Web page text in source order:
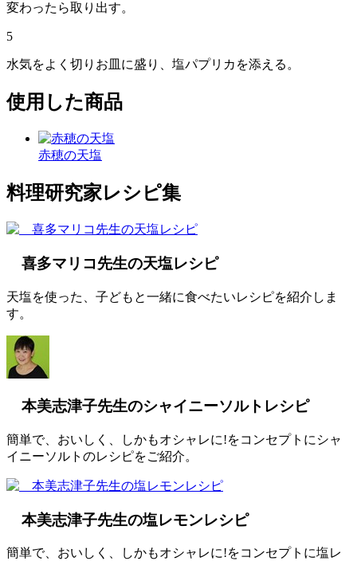
変わったら取り出す。
5
水気をよく切りお皿に盛り、塩パプリカを添える。
使用した商品
赤穂の天塩
料理研究家レシピ集
喜多マリコ先生の天塩レシピ
天塩を使った、子どもと一緒に食べたいレシピを紹介しま
す。
本美志津子先生のシャイニーソルトレシピ
簡単で、おいしく、しかもオシャレに!をコンセプトにシャ
イニーソルトのレシピをご紹介。
本美志津子先生の塩レモンレシピ
簡単で、おいしく、しかもオシャレに!をコンセプトに塩レ